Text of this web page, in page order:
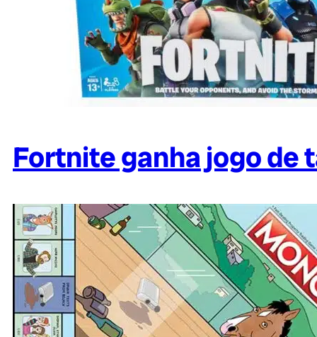
Fortnite ganha jogo de